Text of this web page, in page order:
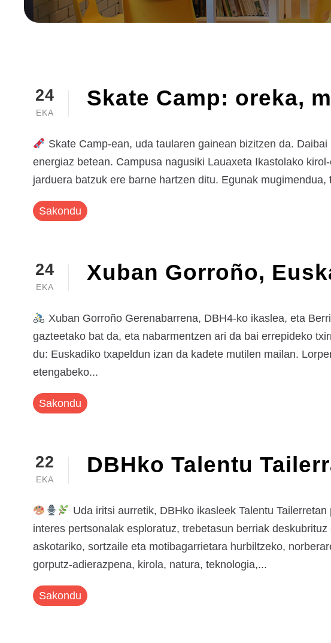
24
EKA
Skate Camp: oreka,
Skate Camp-ean, uda taularen gainean bizitzen da.
energiaz betean. Campusa nagusiki Lauaxeta Ikastolako
jarduera batzuk ere barne hartzen ditu. Egunak
Sakondu
24
EKA
Xuban Gorroño,
Xuban Gorroño Gerenabarrena, DBH4-ko ikaslea, eta
gazteetako bat da, eta nabarmentzen ari da bai errepideko
du: Euskadiko txapeldun izan da kadete mutilen mailan.
etengabeko...
Sakondu
22
EKA
DBHko Talentu
Uda iritsi aurretik, DBHko ikasleek Talentu
interes pertsonalak esploratuz, trebetasun berriak
askotariko, sortzaile eta motibagarrietara hurbiltzeko,
gorputz-adierazpena, kirola, natura, teknologia,...
Sakondu